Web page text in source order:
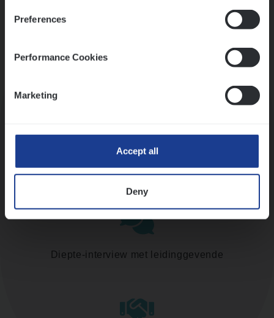
Preferences
Performance Cookies
Marketing
Accept all
Deny
Assessment
Diepte-interview met leidinggevende